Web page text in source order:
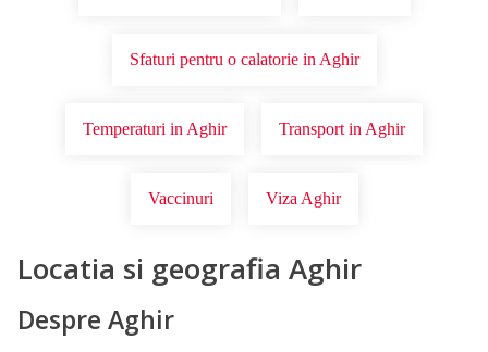
Sfaturi pentru o calatorie in Aghir
Temperaturi in Aghir Transport in Aghir
Vaccinuri Viza Aghir
Locatia si geografia Aghir
Despre Aghir